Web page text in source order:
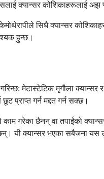
क्यान्सर कोशिकाहरूलाई अझ
सिधै क्यान्सर
हुन्छ।
मेटास्टेटिक मृगौला
प्राप्त गर्न मद्दत गर्न सक्छ।
गरेका छैनन् वा तपाईंको
यी क्यान्सर भएका सबैजना यस